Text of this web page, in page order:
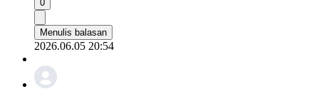
0
Menulis balasan
2026.06.05 20:54